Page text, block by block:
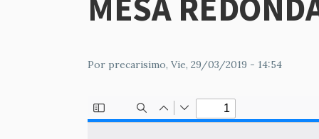
MESA
Por precarisimo, Vie, 29/03/2019 - 14:54